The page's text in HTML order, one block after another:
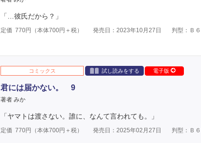
「…彼氏だから？」
定価 770円（本体700円＋税） 発売日：2023年10月27日 判型：Ｂ６
コミックス 試し読みをする 電子版
君には届かない。 9
著者 みか
「ヤマトは渡さない。誰に、なんて言われても。」
定価 770円（本体700円＋税） 発売日：2025年02月27日 判型：Ｂ６